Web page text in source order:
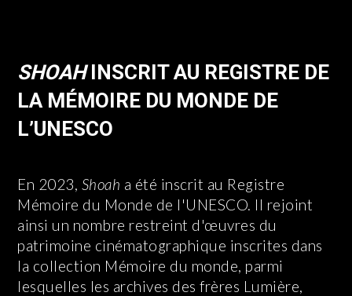
SHOAHINSCRIT AU REGISTRE DE
LA MÉMOIRE DU MONDE DE
L’UNESCO
En 2023, Shoah a été inscrit au Registre
Mémoire du Monde de l'UNESCO. Il rejoint
ainsi un nombre restreint d'œuvres du
patrimoine cinématographique inscrites dans
la collection Mémoire du monde, parmi
lesquelles les archives des frères Lumière,